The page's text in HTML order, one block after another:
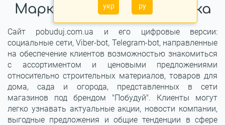
укр ру
Маркетинговая политика
Сайт pobuduj.com.ua и его цифровые версии:
социальные сети, Viber-bot, Telegram-bot, направленные
на обеспечение клиентов возможностью знакомиться
с ассортиментом и ценовыми предложениями
относительно строительных материалов, товаров для
дома, сада и огорода, представленных в сети
магазинов под брендом "Побудуй". Клиенты могут
легко узнавать актуальные акции, новости компании,
выгодные предложения и общие тенденции в сфере